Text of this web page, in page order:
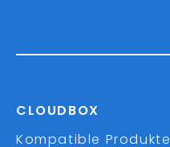
CLOUDBOX
Kompatible Produkte